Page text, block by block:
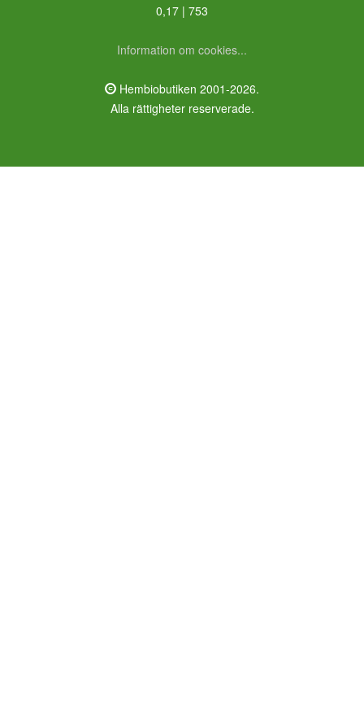
0,17 | 753
Information om cookies...
Hembiobutiken 2001-2026.
Alla rättigheter reserverade.